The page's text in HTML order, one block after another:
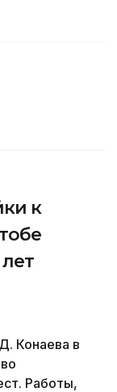
к
Конаева в
Работы,